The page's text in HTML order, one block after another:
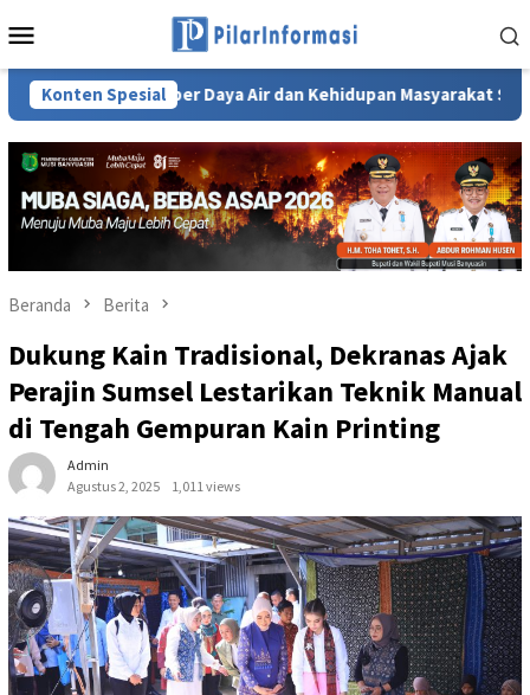
ke
Mobile
Konten Spesial
Daya Air dan Kehidupan Masyarakat Sumsel
Beranda Berita
Dukung Kain Tradisional, Dekranas Ajak
Perajin Sumsel Lestarikan Teknik Manual
di Tengah Gempuran Kain Printing
Admin
Agustus 2, 2025
1,011 views